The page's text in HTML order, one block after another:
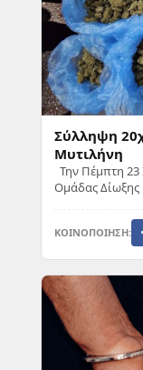
Σύλληψη
Μυτιλήνη
Την Πέμπτη 23
Ομάδας Δίωξης
ΚΟΙΝΟΠΟΙΗΣΗ: